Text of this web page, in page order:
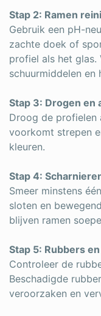
Stap 2: Ramen
Gebruik een pH-
zachte doek of
profiel als het glas.
schuurmiddelen en
Stap 3: Drogen en
Droog de profielen
voorkomt strepen
kleuren.
Stap 4:
Smeer minstens
sloten en
blijven ramen
Stap 5: Rubbers
Controleer de
Beschadigde
veroorzaken en